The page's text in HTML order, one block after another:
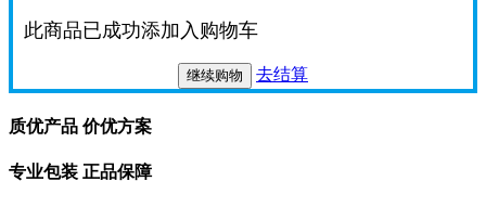
此商品已成功添加入购物车
继续购物 去结算
质优产品 价优方案
专业包装 正品保障